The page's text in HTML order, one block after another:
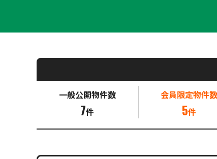
一般公開物件数
7件
会員限定物件数
5件